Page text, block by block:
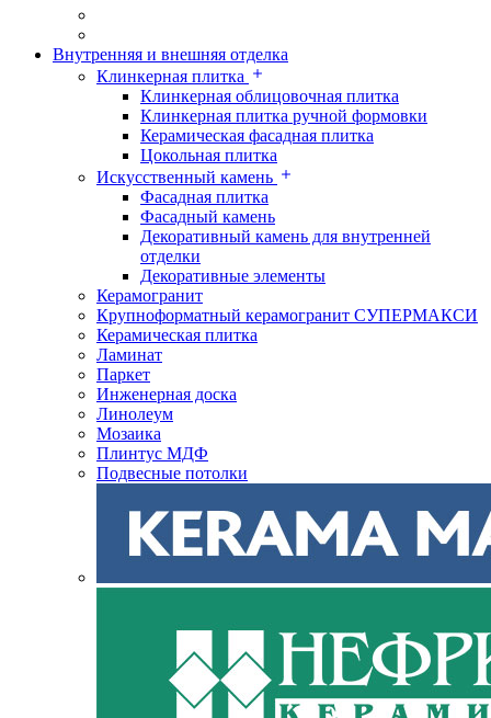
Внутренняя и внешняя отделка
Клинкерная плитка
Клинкерная облицовочная плитка
Клинкерная плитка ручной формовки
Керамическая фасадная плитка
Цокольная плитка
Искусственный камень
Фасадная плитка
Фасадный камень
Декоративный камень для внутренней
отделки
Декоративные элементы
Керамогранит
Крупноформатный керамогранит СУПЕРМАКСИ
Керамическая плитка
Ламинат
Паркет
Инженерная доска
Линолеум
Мозаика
Плинтус МДФ
Подвесные потолки